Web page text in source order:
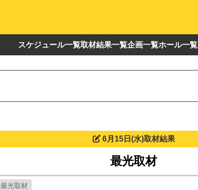
スケジュール一覧取材結果一覧企画一覧ホール一覧
6月15日(水)取材結果
最光取材
最光取材